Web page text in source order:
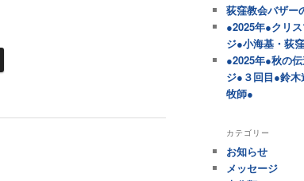
荻窪教会バザー
●2025年●クリ
ジ●小海基・荻
●2025年●秋の
ジ●３回目●鈴
牧師●
カテゴリー
お知らせ
メッセージ